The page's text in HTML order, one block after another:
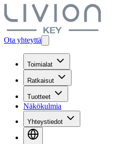
Ota yhteyttä
Toimialat
Ratkaisut
Tuotteet
Näkökulmia
Yhteystiedot